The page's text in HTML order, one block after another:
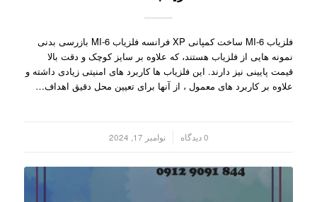
فلزیاب MI-6 ساخت کمپانی XP فرانسه فلزیاب MI-6 بازرسی بدنی
نمونه هایی از فلزیاب هستند، که علاوه بر سایز کوچک و دقت بالا
قیمت پایینی نیز دارند. این فلزیاب ها کاربرد های امنیتی زیادی داشته و
علاوه بر کاربرد های معمول ، از آنها برای تعیین محل دقیق اهداف…
0 دیدگاه نوامبر 17, 2024